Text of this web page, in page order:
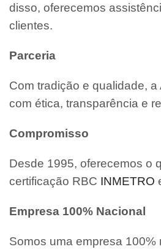
disso, oferecemos
clientes.
Parceria
Com tradição e qualidade,
com ética, transparência e
Compromisso
Desde 1995, oferecemos o
certificação RBC INMETRO
Empresa 100% Nacional
Somos uma empresa